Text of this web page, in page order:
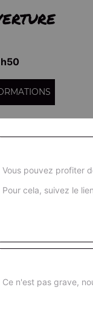
Vous pouvez profiter
Pour cela, suivez le
Ce n'est pas grave,